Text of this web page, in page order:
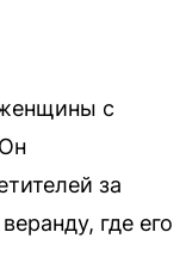
с
за
где его